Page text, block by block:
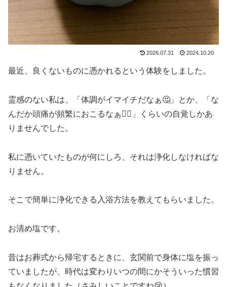
2026.07.31 2024.10.20
最近、良くないものに憑かれるという体験をしました。
霊感のない私は、「体調がイマイチだなぁ🤔」とか、「な
んだか頭痛が頻繁におこるなぁ😵‍💫」くらいの自覚しかあ
りませんでした。
私に憑いていたものが何にしろ、それは浄化しなければな
りません。
そこで簡単に浄化できる入浴方法を教えてもらいました。
お清め塩です。
昔はお葬式から帰宅するときに、玄関前で身体に塩を振っ
ていましたが、時代は変わりいつの間にかそういった慣習